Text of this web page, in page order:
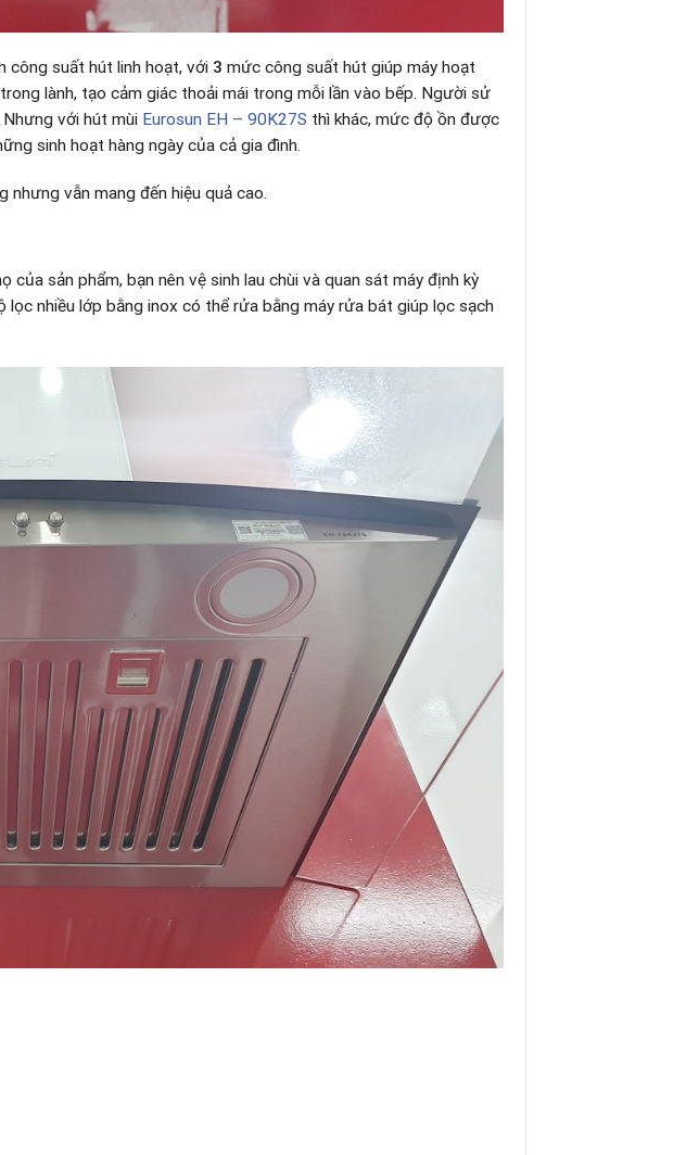
công suất hút linh hoạt, với 3 mức công suất hút giúp máy hoạt
lành, tạo cảm giác thoải mái trong mỗi lần vào bếp. Người sử
với hút mùi Eurosun EH – 90K27S thì khác, mức độ ồn được
sinh hoạt hàng ngày của cả gia đình.
nhưng vẫn mang đến hiệu quả cao.
sản phẩm, bạn nên vệ sinh lau chùi và quan sát máy định kỳ
nhiều lớp bằng inox có thể rửa bằng máy rửa bát giúp lọc sạch